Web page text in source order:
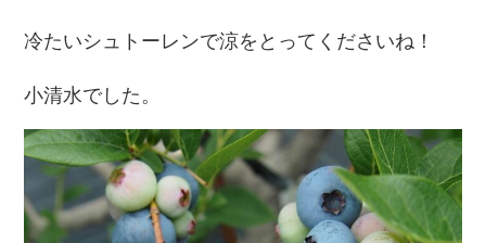
冷たいシュトーレンで涼をとってくださいね！
小清水でした。